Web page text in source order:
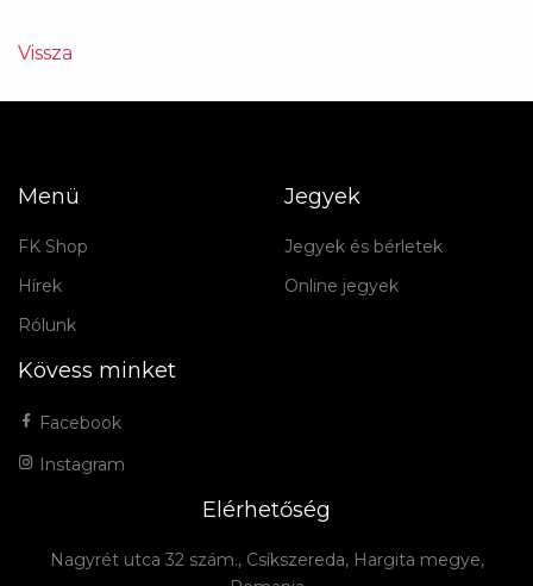
Vissza
Menü
FK Shop
Hírek
Rólunk
Jegyek
Jegyek és bérletek
Online jegyek
Kövess minket
Facebook
Instagram
Elérhetőség
Nagyrét utca 32 szám., Csíkszereda, Hargita megye,